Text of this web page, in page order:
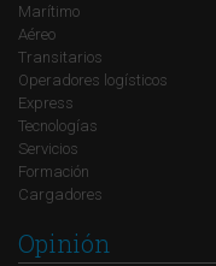
Marítimo
Aéreo
Transitarios
Operadores logísticos
Express
Tecnologías
Servicios
Formación
Cargadores
Opinión